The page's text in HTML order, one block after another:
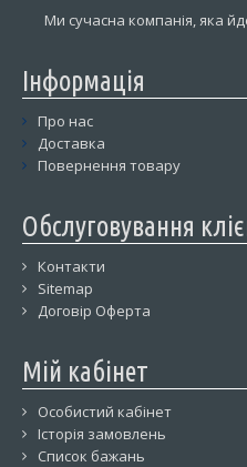
Ми сучасна компанія, яка
Інформація
Про нас
Доставка
Повернення товару
Обслуговування
Контакти
Sitemap
Договір Оферта
Мій кабінет
Особистий кабінет
Історія замовлень
Список бажань